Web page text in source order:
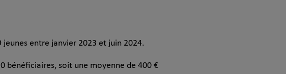
jeunes entre janvier 2023 et juin 2024.
bénéficiaires, soit une moyenne de 400 €